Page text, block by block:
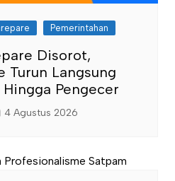
Pemerintahan
Disorot,
Turun Langsung
Pengecer
4 Agustus 2026